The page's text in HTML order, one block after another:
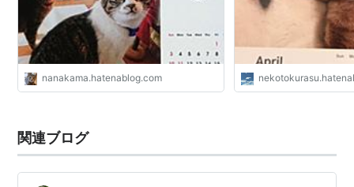
nanakama.hatenablog.com
関連ブログ